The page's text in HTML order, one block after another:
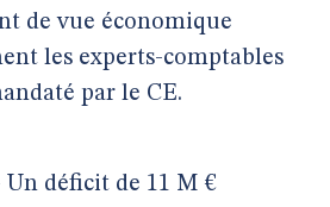
de vue économique
les experts-comptables
par le CE.
Un déficit de 11 M €